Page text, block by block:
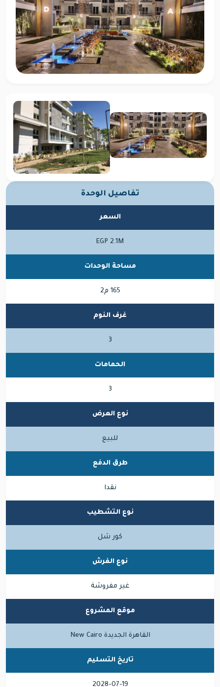
تفاصيل الوحدة
السعر
EGP 2.1M
مساحة الوحدات
165 م2
غرف النوم
3
الحمامات
3
نوع العرض
للبيع
طرق الدفع
نقدا
نوع التشطيب
كور شل
نوع الفرش
غير مفروشة
موقع المشروع
القاهرة الجديدة New Cairo
تاريخ التسليم
2028-07-19